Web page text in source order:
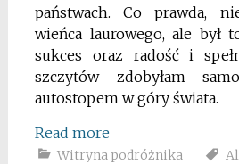
państwach. Co prawda,
wieńca laurowego, ale był
sukces oraz radość i
szczytów zdobyłam
autostopem w góry świata.
Read more
Witryna podróżnika